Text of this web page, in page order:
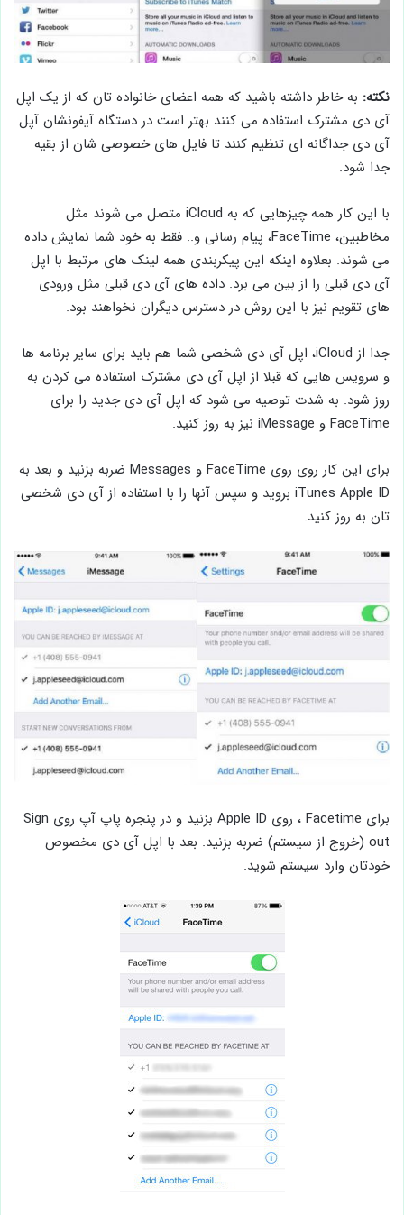
نکته: به خاطر داشته باشید که همه اعضای خانواده تان که از یک اپل
آی دی مشترک استفاده می کنند بهتر است در دستگاه آیفونشان آپل
آی دی جداگانه ای تنظیم کنند تا فایل های خصوصی شان از بقیه
جدا شود.
با این کار همه چیزهایی که به iCloud متصل می شوند مثل
مخاطبین، FaceTime، پیام رسانی و.. فقط به خود شما نمایش داده
می شوند. بعلاوه اینکه این پیکربندی همه لینک های مرتبط با اپل
آی دی قبلی را از بین می برد. داده های آی دی قبلی مثل ورودی
های تقویم نیز با این روش در دسترس دیگران نخواهند بود.
جدا از iCloud، اپل آی دی شخصی شما هم باید برای سایر برنامه ها
و سرویس هایی که قبلا از اپل آی دی مشترک استفاده می کردن به
روز شود. به شدت توصیه می شود که اپل آی دی جدید را برای
FaceTime و iMessage نیز به روز کنید.
برای این کار روی روی FaceTime و Messages ضربه بزنید و بعد به
iTunes Apple ID بروید و سپس آنها را با استفاده از آی دی شخصی
تان به روز کنید.
برای Facetime ، روی Apple ID بزنید و در پنجره پاپ آپ روی Sign
out (خروج از سیستم) ضربه بزنید. بعد با اپل آی دی مخصوص
خودتان وارد سیستم شوید.